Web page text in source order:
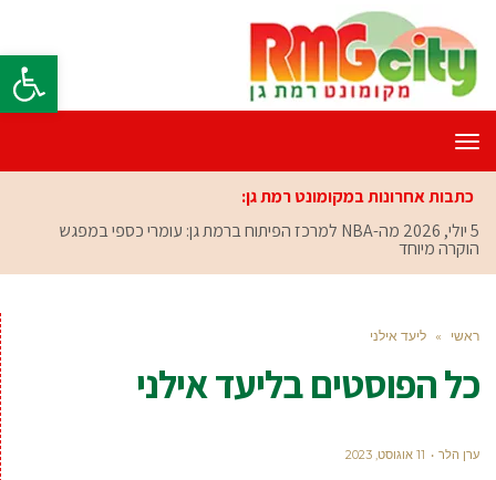
פתח
תפריט
כתבות אחרונות במקומונט רמת גן:
5 יולי, 2026
מה-NBA למרכז הפיתוח ברמת גן: עומרי כספי במפגש
הוקרה מיוחד
ראשי » ליעד אילני
כל הפוסטים בליעד אילני
ערן הלר 11 אוגוסט, 2023